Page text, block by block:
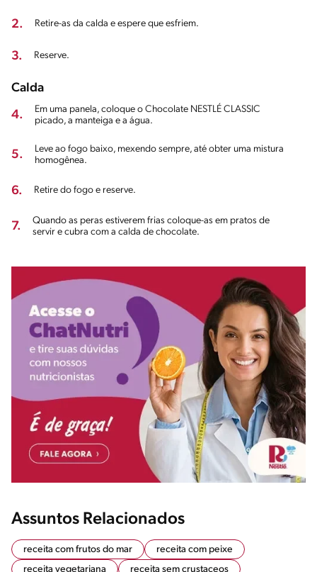
2. Retire-as da calda e espere que esfriem.
3. Reserve.
Calda
4.
Em uma panela, coloque o Chocolate NESTLÉ CLASSIC
picado, a manteiga e a água.
5.
Leve ao fogo baixo, mexendo sempre, até obter uma mistura
homogênea.
6. Retire do fogo e reserve.
7.
Quando as peras estiverem frias coloque-as em pratos de
servir e cubra com a calda de chocolate.
Assuntos Relacionados
receita com frutos do mar
receita com peixe
receita vegetariana
receita sem crustaceos